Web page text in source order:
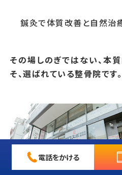
鍼灸で体質改善と自然治
その場しのぎではない、本
そ、選ばれている整骨院です。
電話をかける